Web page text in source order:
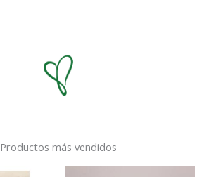
Productos más vendidos